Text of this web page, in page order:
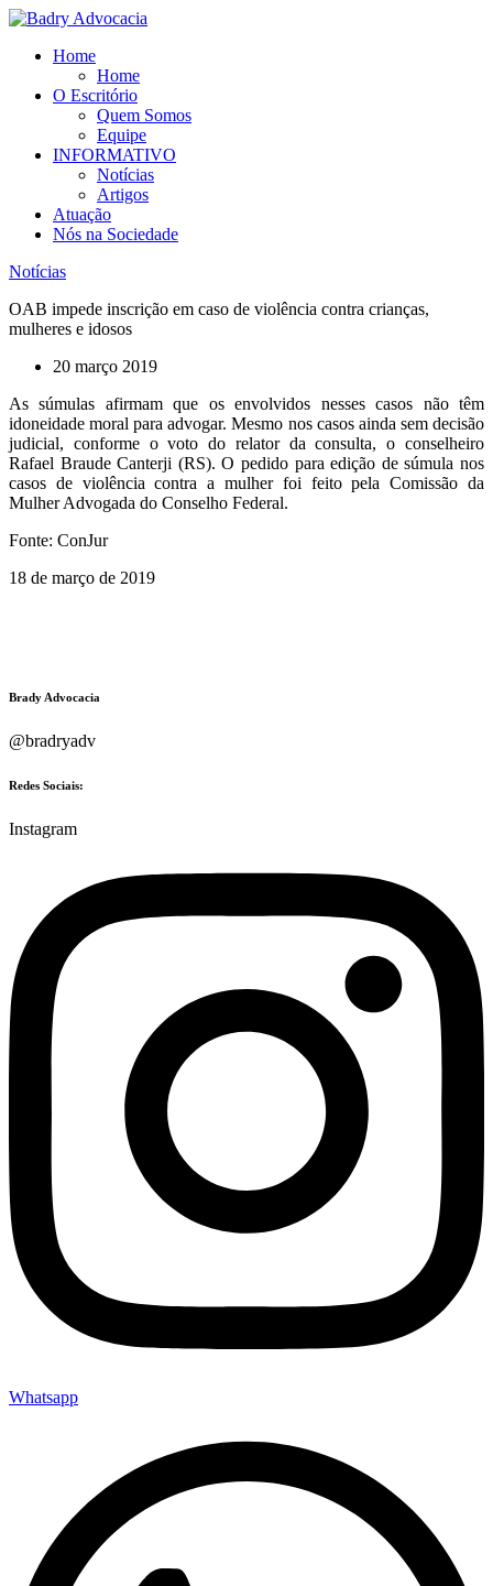
Ir
Home
Home
O Escritório
Quem Somos
Equipe
INFORMATIVO
Notícias
Artigos
Atuação
Nós na Sociedade
Notícias
OAB impede inscrição em caso de violência contra crianças,
mulheres e idosos
20 março 2019
As súmulas afirmam que os envolvidos nesses casos não têm
idoneidade moral para advogar. Mesmo nos casos ainda sem decisão
judicial, conforme o voto do relator da consulta, o conselheiro
Rafael Braude Canterji (RS). O pedido para edição de súmula nos
casos de violência contra a mulher foi feito pela Comissão da
Mulher Advogada do Conselho Federal.
Fonte: ConJur
18 de março de 2019
Brady Advocacia
@bradryadv
Redes Sociais:
Instagram
Whatsapp